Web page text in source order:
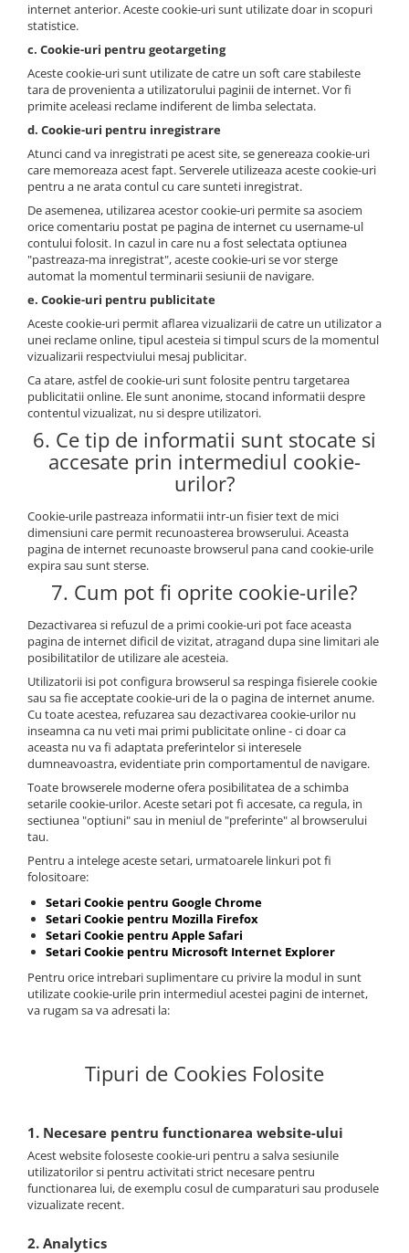
internet anterior. Aceste cookie-uri sunt utilizate doar in scopuri
statistice.
c. Cookie-uri pentru geotargeting
Aceste cookie-uri sunt utilizate de catre un soft care stabileste
tara de provenienta a utilizatorului paginii de internet. Vor fi
primite aceleasi reclame indiferent de limba selectata.
d. Cookie-uri pentru inregistrare
Atunci cand va inregistrati pe acest site, se genereaza cookie-uri
care memoreaza acest fapt. Serverele utilizeaza aceste cookie-uri
pentru a ne arata contul cu care sunteti inregistrat.
De asemenea, utilizarea acestor cookie-uri permite sa asociem
orice comentariu postat pe pagina de internet cu username-ul
contului folosit. In cazul in care nu a fost selectata optiunea
"pastreaza-ma inregistrat", aceste cookie-uri se vor sterge
automat la momentul terminarii sesiunii de navigare.
e. Cookie-uri pentru publicitate
Aceste cookie-uri permit aflarea vizualizarii de catre un utilizator a
unei reclame online, tipul acesteia si timpul scurs de la momentul
vizualizarii respectviului mesaj publicitar.
Ca atare, astfel de cookie-uri sunt folosite pentru targetarea
publicitatii online. Ele sunt anonime, stocand informatii despre
contentul vizualizat, nu si despre utilizatori.
6. Ce tip de informatii sunt stocate si
accesate prin intermediul cookie-
urilor?
Cookie-urile pastreaza informatii intr-un fisier text de mici
dimensiuni care permit recunoasterea browserului. Aceasta
pagina de internet recunoaste browserul pana cand cookie-urile
expira sau sunt sterse.
7. Cum pot fi oprite cookie-urile?
Dezactivarea si refuzul de a primi cookie-uri pot face aceasta
pagina de internet dificil de vizitat, atragand dupa sine limitari ale
posibilitatilor de utilizare ale acesteia.
Utilizatorii isi pot configura browserul sa respinga fisierele cookie
sau sa fie acceptate cookie-uri de la o pagina de internet anume.
Cu toate acestea, refuzarea sau dezactivarea cookie-urilor nu
inseamna ca nu veti mai primi publicitate online - ci doar ca
aceasta nu va fi adaptata preferintelor si interesele
dumneavoastra, evidentiate prin comportamentul de navigare.
Toate browserele moderne ofera posibilitatea de a schimba
setarile cookie-urilor. Aceste setari pot fi accesate, ca regula, in
sectiunea "optiuni" sau in meniul de "preferinte" al browserului
tau.
Pentru a intelege aceste setari, urmatoarele linkuri pot fi
folositoare:
Setari Cookie pentru Google Chrome
Setari Cookie pentru Mozilla Firefox
Setari Cookie pentru Apple Safari
Setari Cookie pentru Microsoft Internet Explorer
Pentru orice intrebari suplimentare cu privire la modul in sunt
utilizate cookie-urile prin intermediul acestei pagini de internet,
va rugam sa va adresati la:
Tipuri de Cookies Folosite
1. Necesare pentru functionarea website-ului
Acest website foloseste cookie-uri pentru a salva sesiunile
utilizatorilor si pentru activitati strict necesare pentru
functionarea lui, de exemplu cosul de cumparaturi sau produsele
vizualizate recent.
2. Analytics